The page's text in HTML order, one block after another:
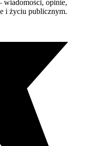
opinie,
i życiu publicznym.